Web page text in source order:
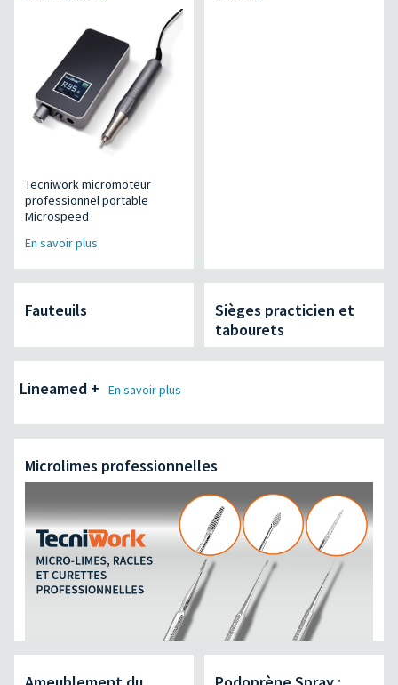
Tecniwork micromoteur
professionnel portable
Microspeed
En savoir plus
Fauteuils
Sièges practicien et
tabourets
Lineamed + En savoir plus
Microlimes professionnelles